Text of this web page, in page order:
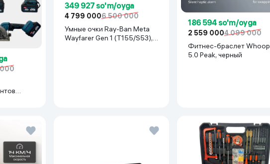
349 927 so'm/oyga
4 799 0006 500 000
Умные очки Ray-Ban Meta
Wayfarer Gen 1 (T155/S53),
186 594 so'm/oyga
2 559 0004 099 000
Фитнес-браслет Whoop
5.0 Peak, черный